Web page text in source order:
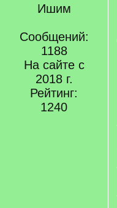
Ишим
Сообщений:
1188
На сайте с
2018 г.
Рейтинг:
1240